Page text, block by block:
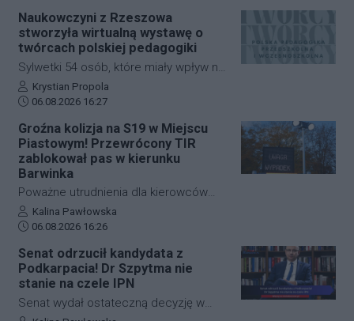
Miasta, możliwe będzie rozpoczęcie
zbiórki podpisów wśród mieszkańców.
dramatycznie, senior wyszedł z niego
bez poważniejszych obrażeń. Skutkiem
incydentu były jednak spore utrudnienia
na kolei, ruch pociągów zablokowano
na niemal godzinę.
Naukowczyni z Rzeszowa
stworzyła wirtualną wystawę o
twórcach polskiej pedagogiki
Sylwetki 54 osób, które miały wpływ na
rozwój polskiej edukacji przedszkolnej i
wczesnoszkolnej, można poznać dzięki
nowej wystawie internetowej. Autorką
projektu "Polska pedagogika
przedszkolna i wczesnoszkolna i jej
twórcy" jest dr Mariola Kinal z Instytutu
Pedagogiki Uniwersytetu
Rzeszowskiego. Ekspozycja jest
dostępna od czwartku, 6 sierpnia.
Autor artykułu:
Krystian Propola
Data dodania artykułu:
06.08.2026 16:27
Groźna kolizja na S19 w Miejscu
Piastowym! Przewrócony TIR
zablokował pas w kierunku
Barwinka
Poważne utrudnienia dla kierowców
jadących w stronę przejścia
granicznego w Barwinku. Na trasie S19
na wysokości Miejsca Piastowego
doszło do zderzenia samochodu
osobowego z ciężarowym. W wyniku
kolizji TIR przewrócił się i zablokował
pas awaryjny oraz wolny. Ruch w
Autor artykułu:
Kalina Pawłowska
Data dodania artykułu:
06.08.2026 16:26
Senat odrzucił kandydata z
Podkarpacia! Dr Szpytma nie
stanie na czele IPN
Senat wydał ostateczną decyzję w